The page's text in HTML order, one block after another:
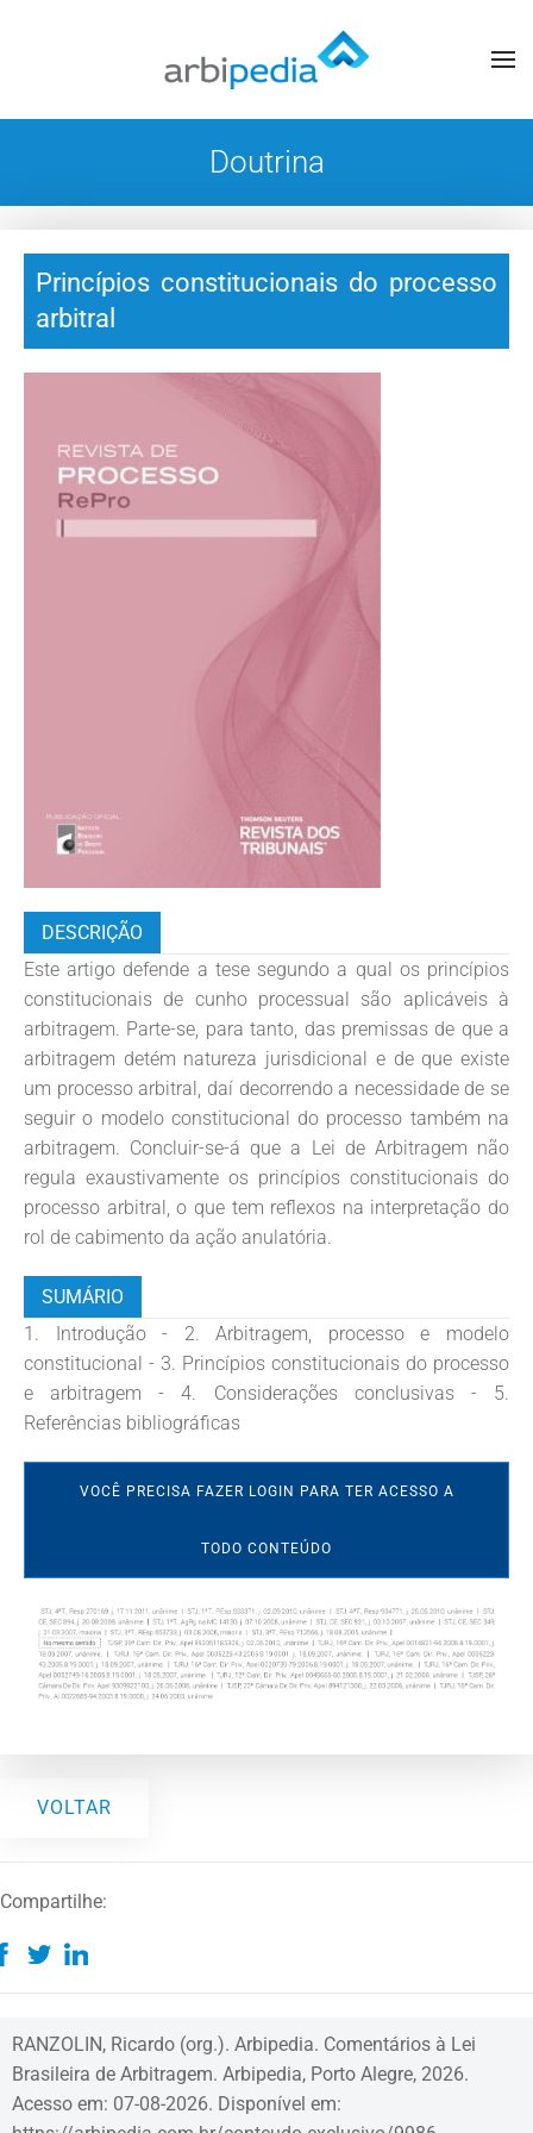
Doutrina
Princípios constitucionais do processo
arbitral
DESCRIÇÃO
Este artigo defende a tese segundo a qual os princípios
constitucionais de cunho processual são aplicáveis à
arbitragem. Parte-se, para tanto, das premissas de que a
arbitragem detém natureza jurisdicional e de que existe
um processo arbitral, daí decorrendo a necessidade de se
seguir o modelo constitucional do processo também na
arbitragem. Concluir-se-á que a Lei de Arbitragem não
regula exaustivamente os princípios constitucionais do
processo arbitral, o que tem reflexos na interpretação do
rol de cabimento da ação anulatória.
SUMÁRIO
1. Introdução - 2. Arbitragem, processo e modelo
constitucional - 3. Princípios constitucionais do processo
e arbitragem - 4. Considerações conclusivas - 5.
Referências bibliográficas
VOCÊ PRECISA FAZER LOGIN PARA TER ACESSO A
TODO CONTEÚDO
VOLTAR
Compartilhe:
RANZOLIN, Ricardo (org.). Arbipedia. Comentários à Lei
Brasileira de Arbitragem. Arbipedia, Porto Alegre, 2026.
Acesso em: 07-08-2026. Disponível em: